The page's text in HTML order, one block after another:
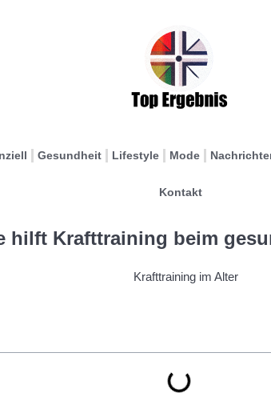
Gesundheit Lifestyle Mode
Kontakt
hilft Krafttraining beim